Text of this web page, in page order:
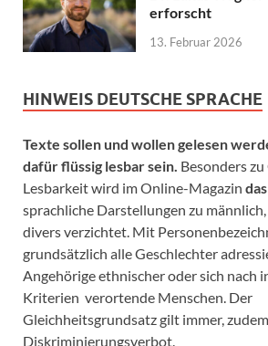
erforscht
13. Februar 2026
HINWEIS DEUTSCHE SPRACHE
Texte sollen und wollen gelesen
dafür flüssig lesbar sein. Besonders
Lesbarkeit wird im Online-Magazin
sprachliche Darstellungen zu
divers verzichtet. Mit
grundsätzlich alle Geschlechter
Angehörige ethnischer oder sich nach
Kriterien verortende Menschen. Der
Gleichheitsgrundsatz gilt immer,
Diskriminierungsverbot.